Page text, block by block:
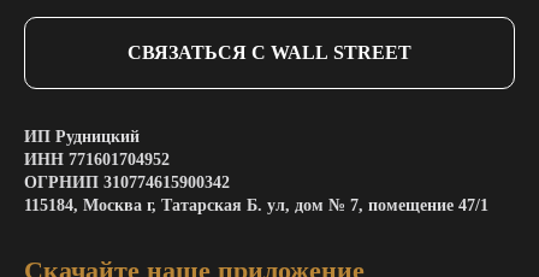
СВЯЗАТЬСЯ С WALL STREET
ИП Рудницкий
ИНН 771601704952
ОГРНИП 310774615900342
115184, Москва г, Татарская Б. ул, дом № 7, помещение 47/1
Скачайте наше приложение